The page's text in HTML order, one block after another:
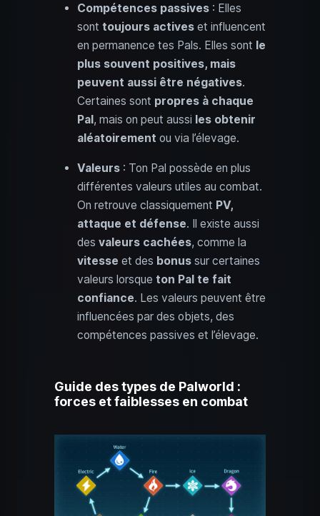
Compétences passives : Elles
sont toujours actives et influencent
en permanence tes Pals. Elles sont le
plus souvent positives, mais
peuvent aussi être négatives.
Certaines sont propres à chaque
Pal, mais on peut aussi les obtenir
aléatoirement ou via l’élevage.
Valeurs : Ton Pal possède en plus
différentes valeurs utiles au combat.
On retrouve classiquement PV,
attaque et défense. Il existe aussi
des valeurs cachées, comme la
vitesse et des bonus sur certaines
valeurs lorsque ton Pal te fait
confiance. Les valeurs peuvent être
influencées par des objets, des
compétences passives et l’élevage.
Guide des types de Palworld :
forces et faiblesses en combat